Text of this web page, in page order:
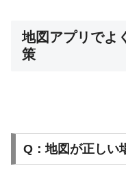
地図アプリでよ
策
Q：地図が正しい